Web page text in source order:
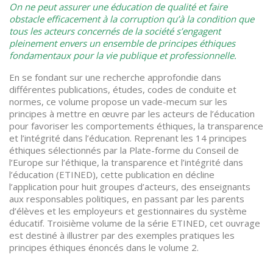
On ne peut assurer une éducation de qualité et faire
obstacle efficacement à la corruption qu’à la condition que
tous les acteurs concernés de la société s’engagent
pleinement envers un ensemble de principes éthiques
fondamentaux pour la vie publique et professionnelle.
En se fondant sur une recherche approfondie dans
différentes publications, études, codes de conduite et
normes, ce volume propose un vade-mecum sur les
principes à mettre en œuvre par les acteurs de l’éducation
pour favoriser les comportements éthiques, la transparence
et l’intégrité dans l’éducation. Reprenant les 14 principes
éthiques sélectionnés par la Plate-forme du Conseil de
l’Europe sur l’éthique, la transparence et l’intégrité dans
l’éducation (ETINED), cette publication en décline
l’application pour huit groupes d’acteurs, des enseignants
aux responsables politiques, en passant par les parents
d’élèves et les employeurs et gestionnaires du système
éducatif. Troisième volume de la série ETINED, cet ouvrage
est destiné à illustrer par des exemples pratiques les
principes éthiques énoncés dans le volume 2.